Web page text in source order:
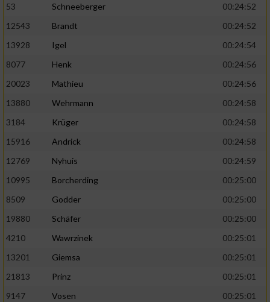
53
Schneeberger
00:24:52
12543
Brandt
00:24:52
13928
Igel
00:24:54
8077
Henk
00:24:56
20023
Mathieu
00:24:56
13880
Wehrmann
00:24:58
3184
Krüger
00:24:58
15916
Andrick
00:24:58
12769
Nyhuis
00:24:59
10995
Borcherding
00:25:00
8509
Godder
00:25:00
19880
Schäfer
00:25:00
4210
Wawrzinek
00:25:01
13201
Giemsa
00:25:01
21813
Prinz
00:25:01
9147
Vosen
00:25:01